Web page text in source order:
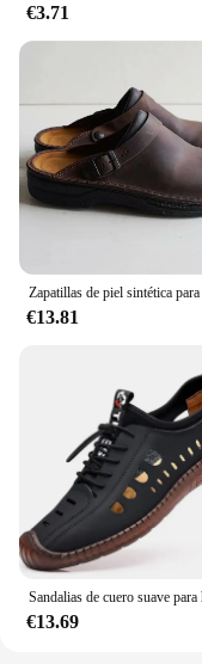
€3.71
€13.81
€13.69